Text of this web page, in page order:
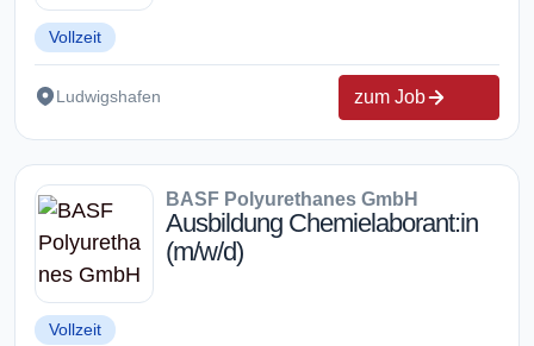
Vollzeit
Ludwigshafen zum Job
BASF Polyurethanes GmbH
Ausbildung Chemielaborant:in
(m/w/d)
Vollzeit